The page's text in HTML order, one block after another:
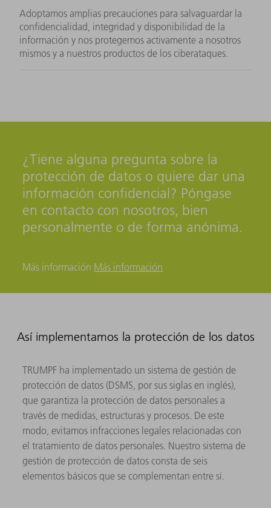
Adoptamos amplias precauciones para salvaguardar la
confidencialidad, integridad y disponibilidad de la
información y nos protegemos activamente a nosotros
mismos y a nuestros productos de los ciberataques.
¿Tiene alguna pregunta sobre la
protección de datos o quiere dar una
información confidencial? Póngase
en contacto con nosotros, bien
personalmente o de forma anónima.
Más información Más información
Así implementamos la protección de los datos
TRUMPF ha implementado un sistema de gestión de
protección de datos (DSMS, por sus siglas en inglés),
que garantiza la protección de datos personales a
través de medidas, estructuras y procesos. De este
modo, evitamos infracciones legales relacionadas con
el tratamiento de datos personales. Nuestro sistema de
gestión de protección de datos consta de seis
elementos básicos que se complementan entre sí.